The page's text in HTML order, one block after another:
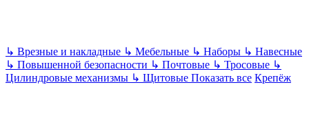
↳ Врезные и накладные ↳ Мебельные ↳ Наборы ↳ Навесные
↳ Повышенной безопасности ↳ Почтовые ↳ Тросовые ↳
Цилиндровые механизмы ↳ Щитовые Показать все Крепёж